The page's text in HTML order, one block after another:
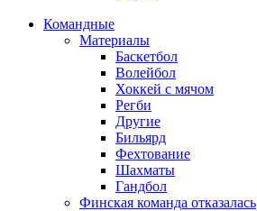
Командные
Материалы
Баскетбол
Волейбол
Хоккей с мячом
Регби
Другие
Бильярд
Фехтование
Шахматы
Гандбол
Финская команда отказалась